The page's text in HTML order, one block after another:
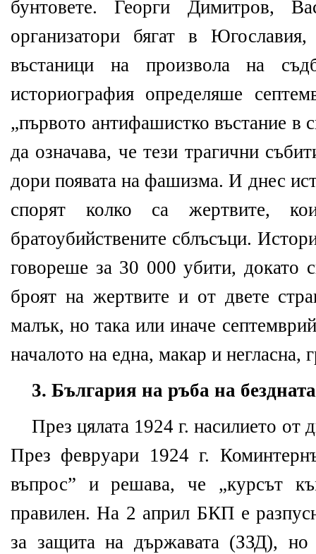
бунтовете. Георги Димитров,
организатори бягат в Югославия,
въстаници на произвола на
историография определяше
„първото антифашистко въстание в
да означава, че тези трагични
дори появата на фашизма. И днес
спорят колко са жертвите,
братоубийствените сблъсъци.
говореше за 30 000 убити, докато
броят на жертвите и от двете
малък, но така или иначе
началото на една, макар и негласна,
3. България на ръба на
През цялата 1924 г. насилието от
През февруари 1924 г.
въпрос” и решава, че „курсът
правилен. На 2 април БКП е
за защита на държавата (ЗЗД),